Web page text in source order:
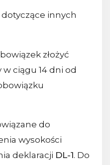
innych
złożyć
ciągu 14 dni od
do
wysokości
deklaracji DL-1. Do